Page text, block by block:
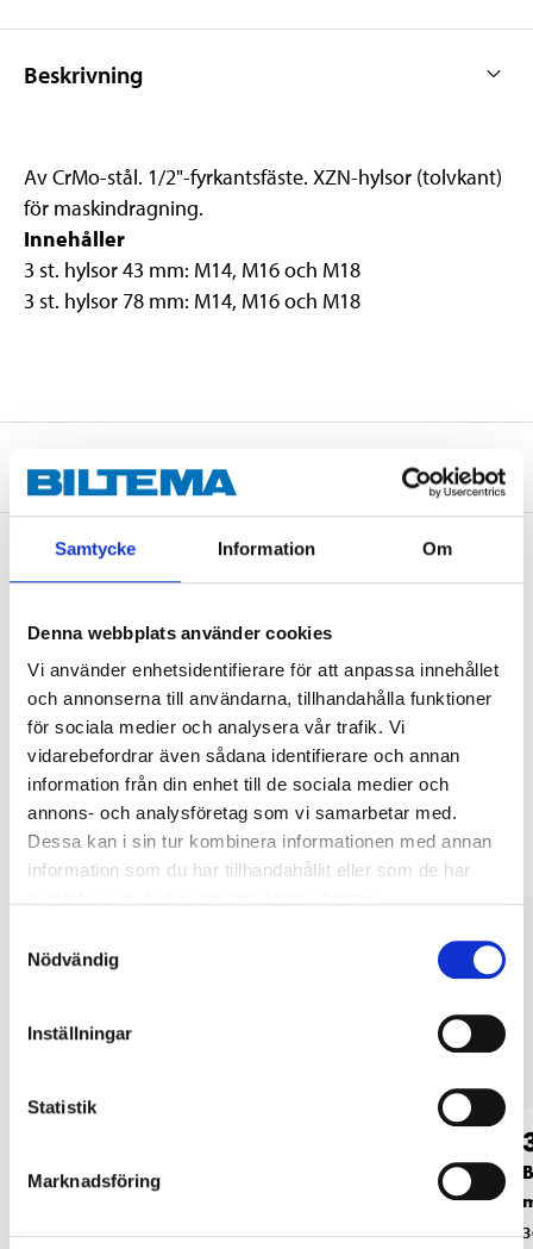
Samtycke Information Om
Denna webbplats använder cookies
Vi använder enhetsidentifierare för att anpassa innehållet
och annonserna till användarna, tillhandahålla funktioner
för sociala medier och analysera vår trafik. Vi
vidarebefordrar även sådana identifierare och annan
information från din enhet till de sociala medier och
annons- och analysföretag som vi samarbetar med.
Dessa kan i sin tur kombinera informationen med annan
information som du har tillhandahållit eller som de har
Nödvändig
Inställningar
Statistik
Marknadsföring
Beskrivning
Av CrMo-stål. 1/2"-fyrkantsfäste. XZN-hylsor (tolvkant)
för maskindragning.
Innehåller
3 st. hylsor 43 mm: M14, M16 och M18
3 st. hylsor 78 mm: M14, M16 och M18
Om tillverkaren
Köp & Hämta i ditt varuhus inom 2 timmar! För mer information om
tjänsten och våra villkor.
LÄS MER
Andra kunder köpte också
XZN-hylsor 1/2", 4
71-170
XZN-hylsor 1/4",
71-171